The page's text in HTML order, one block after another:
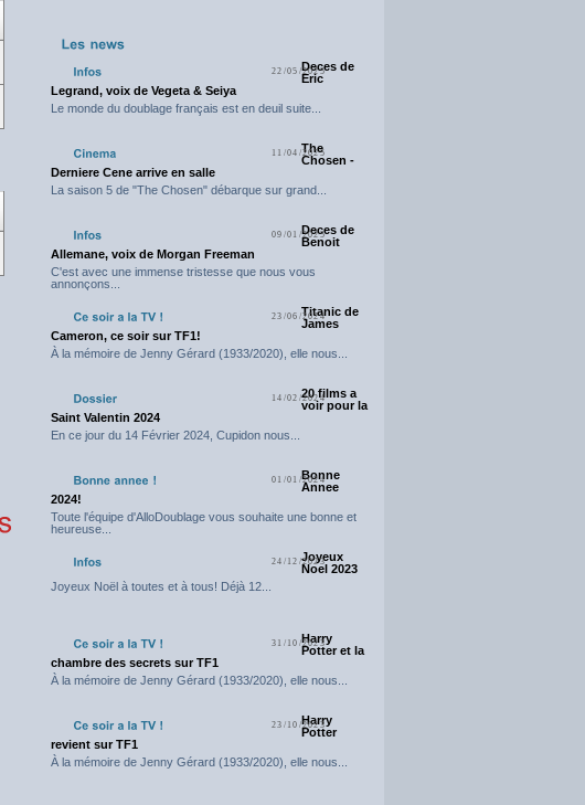
22/05/2025Deces de
Eric
Legrand, voix de Vegeta & Seiya
Le monde du doublage français est en deuil suite...
11/04/2025
The
Chosen -
Derniere Cene arrive en salle
La saison 5 de "The Chosen" débarque sur grand...
09/01/2025Deces de
Benoit
Allemane, voix de Morgan Freeman
C'est avec une immense tristesse que nous vous
annonçons...
23/06/2024Titanic de
James
Cameron, ce soir sur TF1!
À la mémoire de Jenny Gérard (1933/2020), elle nous...
14/02/202420 films a
voir pour la
Saint Valentin 2024
En ce jour du 14 Février 2024, Cupidon nous...
01/01/2024
Bonne
Annee
2024!
Toute l'équipe d'AlloDoublage vous souhaite une bonne et
heureuse...
24/12/2023
Joyeux
Noel 2023
Joyeux Noël à toutes et à tous! Déjà 12...
31/10/2023
Harry
Potter et la
chambre des secrets sur TF1
À la mémoire de Jenny Gérard (1933/2020), elle nous...
23/10/2023
Harry
Potter
revient sur TF1
À la mémoire de Jenny Gérard (1933/2020), elle nous...